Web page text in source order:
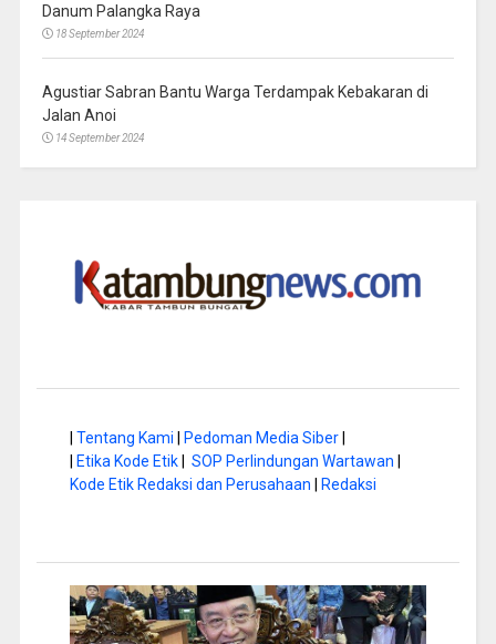
Danum Palangka Raya
18 September 2024
Agustiar Sabran Bantu Warga Terdampak Kebakaran di
Jalan Anoi
14 September 2024
Tentang Kami Pedoman Media Siber|
Etika Kode Etik| SOP Perlindungan Wartawan
Kode Etik Redaksi dan Perusahaan
Redaksi